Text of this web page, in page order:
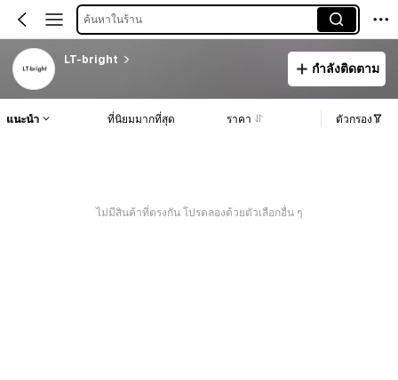
ค้นหาในร้าน
LT-bright
กำลังติดตาม
แนะนำ ที่นิยมมากที่สุด ราคา ตัวกรอง
ไม่มีสินค้าที่ตรงกัน โปรดลองด้วยตัวเลือกอื่น ๆ